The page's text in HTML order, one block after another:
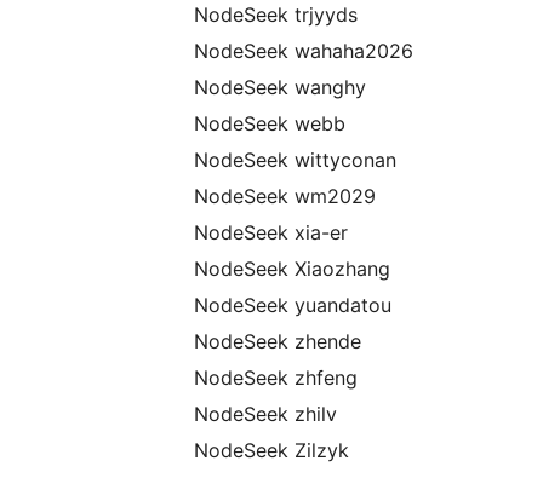
NodeSeek trjyyds
NodeSeek wahaha2026
NodeSeek wanghy
NodeSeek webb
NodeSeek wittyconan
NodeSeek wm2029
NodeSeek xia-er
NodeSeek Xiaozhang
NodeSeek yuandatou
NodeSeek zhende
NodeSeek zhfeng
NodeSeek zhilv
NodeSeek Zilzyk